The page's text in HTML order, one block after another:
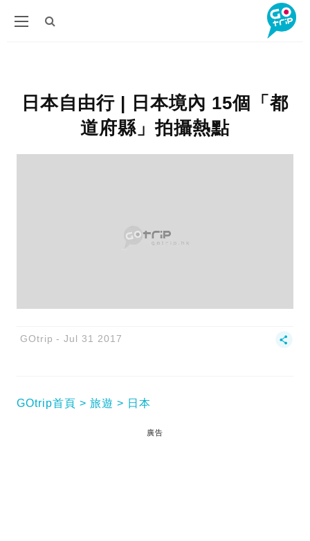
日本自由行 | 日本境內 15個「都
道府縣」拍攝熱點
GOtrip Jul 31 2017
GOtrip首頁 旅遊 日本
廣告